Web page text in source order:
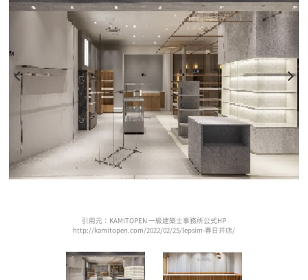
引用元：KAMITOPEN 一級建築士事務所公式HP
http://kamitopen.com/2022/02/25/lepsim-春日井店/